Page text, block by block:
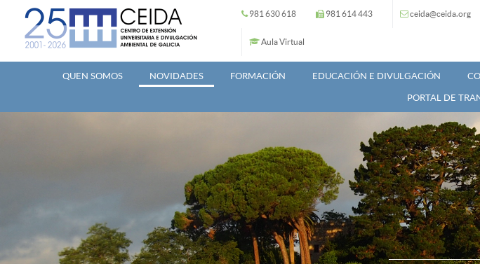
Ir o contido principal 981 630 618 981 614 443 ceida@ceida.org
Aula Virtual
QUEN SOMOS NOVIDADES FORMACIÓN EDUCACIÓN E DIVULGACIÓN
PORTAL DE